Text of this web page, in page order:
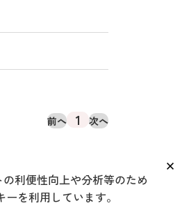
前へ 1 次へ
利便性向上や分析等のため
ーを利用しています。